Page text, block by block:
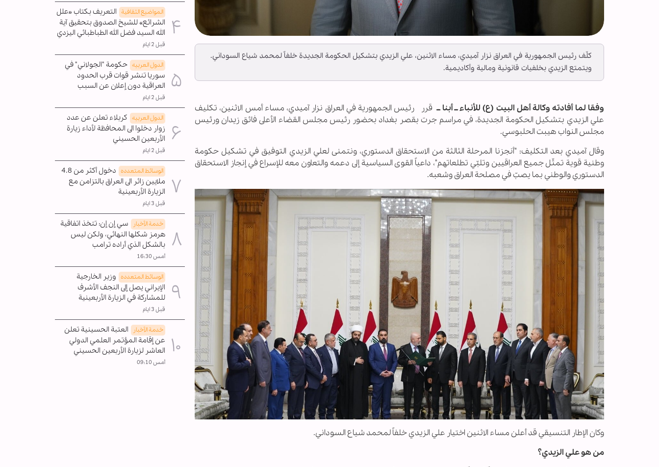
كلّف رئيس الجمهورية في العراق نزار آميدي، مساء الاثنين، علي الزيدي بتشكيل الحكومة الجديدة خلفاً لمحمد شياع السوداني.
ويتمتع الزيدي بخلفيات قانونية ومالية وأكاديمية.
وفقا لما أفادته وكالة أهل البيت (ع) للأنباء ــ أبنا ــقرر رئيس الجمهورية في العراق نزار آميدي، مساء أمس الاثنين، تكليف
علي الزيدي بتشكيل الحكومة الجديدة، في مراسم جرت بقصر بغداد بحضور رئيس مجلس القضاء الأعلى فائق زيدان ورئيس
مجلس النواب هيبت الحلبوسي.
وقال آميدي بعد التكليف: "أنجزنا المرحلة الثالثة من الاستحقاق الدستوري، ونتمنى لعلي الزيدي التوفيق في تشكيل حكومة
وطنية قوية تمثّل جميع العراقيين وتلبّي تطلعاتهم"، داعياً القوى السياسية إلى دعمه والتعاون معه للإسراع في إنجاز الاستحقاق
الدستوري والوطني بما يصبّ في مصلحة العراق وشعبه.
وكان الإطار التنسيقي قد أعلن مساء الاثنين اختيار علي الزيدي خلفاً لمحمد شياع السوداني.
من هو علي الزيدي؟
المواضیع الثقافية التعريف بكتاب «علل
الشرائع» للشيخ الصدوق بتحقيق آية
الله السيد فضل الله الطباطبائي اليزدي
قبل 2 ايام
الدول العربیه حكومة "الجولاني" في
سوريا تنشر قوات قرب الحدود
العراقية دون إعلان عن السبب
قبل 2 ايام
الدول العربیه كربلاء تعلن عن عدد
زوار دخلوا الى المحافظة لأداء زيارة
الأربعين الحسيني
قبل 2 ايام
الوسائط المتعدده
دخول أكثر من 4.8
ملايين زائر الى العراق بالتزامن مع
الزيارة الأربعينية
قبل 3 ايام
خدمة الأخبار
سي إن إن: تتخذ اتفاقية
هرمز شكلها النهائي، ولكن ليس
بالشكل الذي أراده ترامب
أمس 16:30
الوسائط المتعدده وزير الخارجية
الإيراني يصل إلى النجف الأشرف
للمشاركة في الزيارة الأربعينية
قبل 3 ايام
خدمة الأخبار
العتبة الحسينية تعلن
عن إقامة المؤتمر العلمي الدولي
العاشر لزيارة الأربعين الحسيني
أمس 09:10